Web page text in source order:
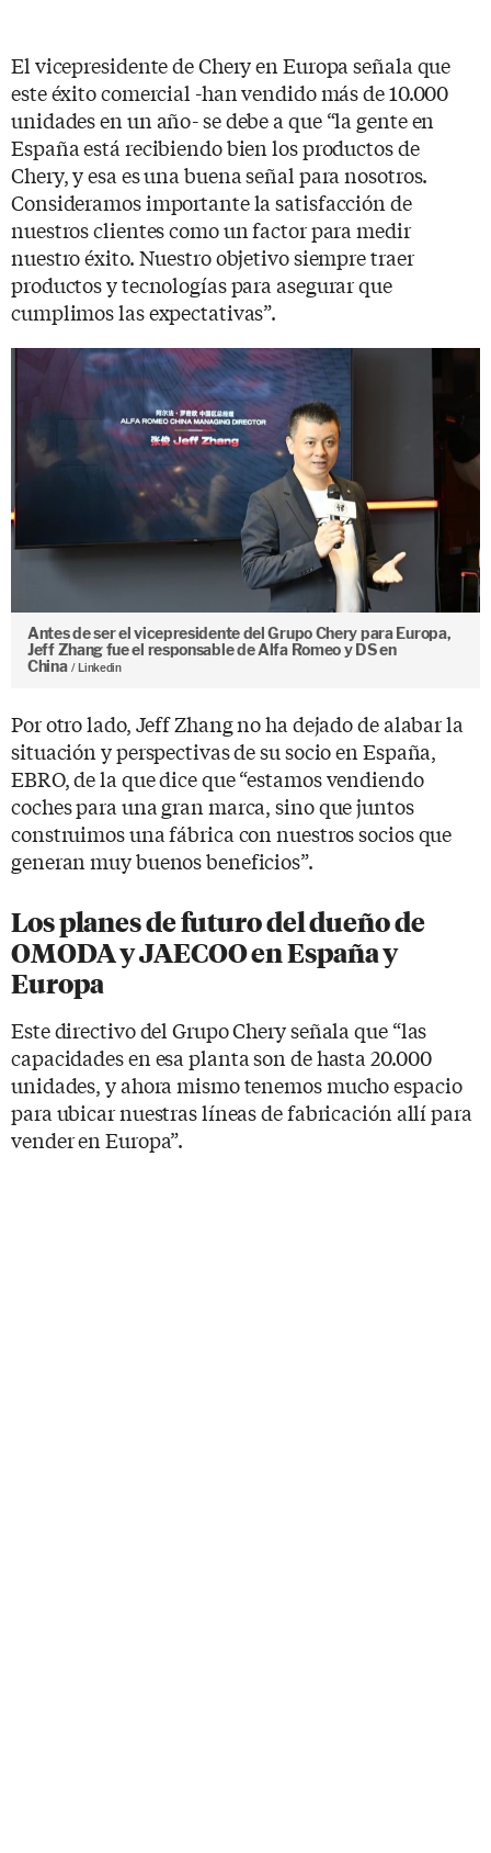
El vicepresidente de Chery en Europa señala que
este éxito comercial -han vendido más de 10.000
unidades en un año- se debe a que “la gente en
España está recibiendo bien los productos de
Chery, y esa es una buena señal para nosotros.
Consideramos importante la satisfacción de
nuestros clientes como un factor para medir
nuestro éxito. Nuestro objetivo siempre traer
productos y tecnologías para asegurar que
cumplimos las expectativas”.
Antes de ser el vicepresidente del Grupo Chery para Europa,
Jeff Zhang fue el responsable de Alfa Romeo y DS en
China
Linkedin
Por otro lado, Jeff Zhang no ha dejado de alabar la
situación y perspectivas de su socio en España,
EBRO, de la que dice que “estamos vendiendo
coches para una gran marca, sino que juntos
construimos una fábrica con nuestros socios que
generan muy buenos beneficios”.
Los planes de futuro del dueño de
OMODA y JAECOO en España y
Europa
Este directivo del Grupo Chery señala que “las
capacidades en esa planta son de hasta 20.000
unidades, y ahora mismo tenemos mucho espacio
para ubicar nuestras líneas de fabricación allí para
vender en Europa”.